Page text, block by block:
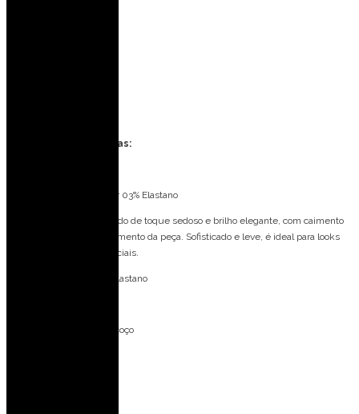
Especificações técnicas:
Composição: 97% Poliéster 03% Elastano
Satin Importado é um tecido de toque sedoso e brilho elegante, com caimento
fluido que valoriza o movimento da peça. Sofisticado e leve, é ideal para looks
refinados e ocasiões especiais.
Forro: 97% Poliéster 03% Elastano
Fecho: Amarração no pescoço